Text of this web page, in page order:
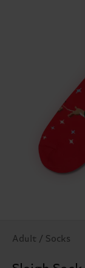
Adult / Socks